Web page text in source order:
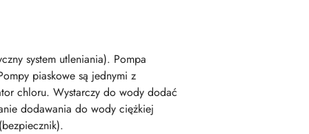
system utleniania). Pompa
piaskowe są jednymi z
chloru. Wystarczy do wody dodać
dodawania do wody ciężkiej